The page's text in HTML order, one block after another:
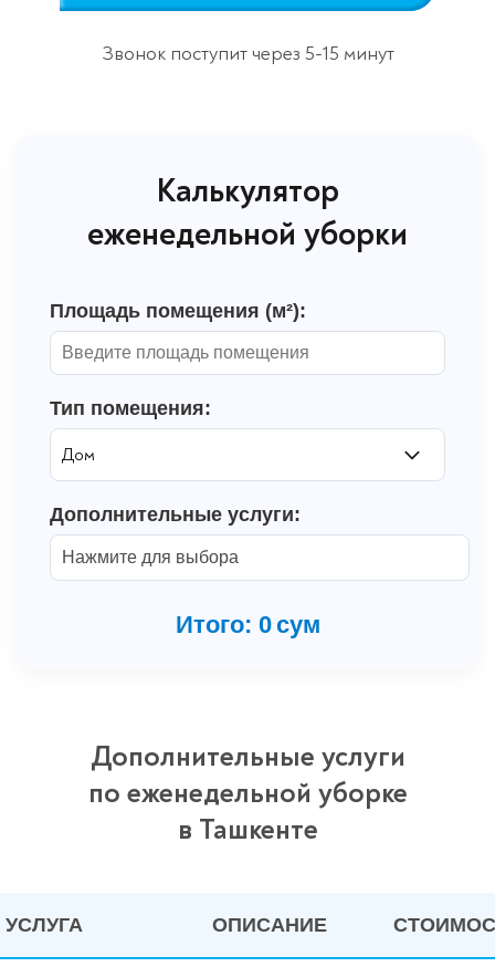
Звонок поступит через 5-15 минут
Калькулятор
еженедельной уборки
Площадь помещения (м²):
Тип помещения:
Дополнительные услуги:
Нажмите для выбора
Итого: 0сум
Дополнительные услуги
по еженедельной уборке
в Ташкенте
УСЛУГА ОПИСАНИЕ